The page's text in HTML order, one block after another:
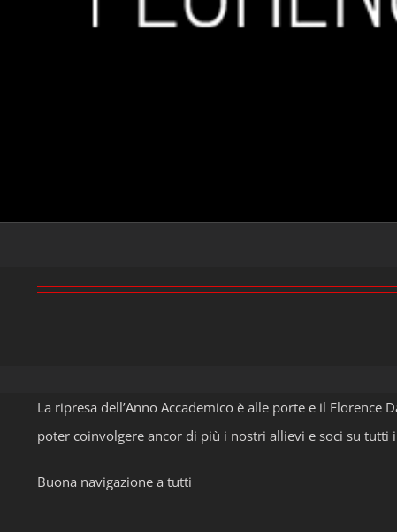
La ripresa dell’Anno Accademico è alle porte e il
poter coinvolgere ancor di più i nostri allievi e soci su
Buona navigazione a tutti